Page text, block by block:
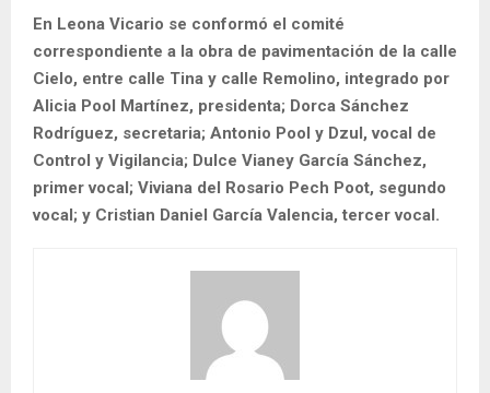
En Leona Vicario se conformó el comité
correspondiente a la obra de pavimentación de la calle
Cielo, entre calle Tina y calle Remolino, integrado por
Alicia Pool Martínez, presidenta; Dorca Sánchez
Rodríguez, secretaria; Antonio Pool y Dzul, vocal de
Control y Vigilancia; Dulce Vianey García Sánchez,
primer vocal; Viviana del Rosario Pech Poot, segundo
vocal; y Cristian Daniel García Valencia, tercer vocal.